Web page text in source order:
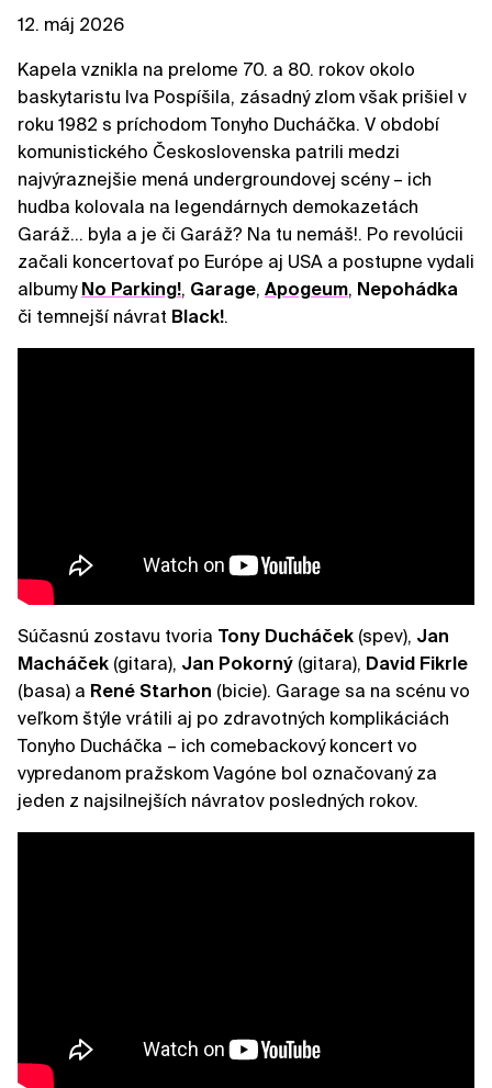
12. máj 2026
Kapela vznikla na prelome 70. a 80. rokov okolo
baskytaristu Iva Pospíšila, zásadný zlom však prišiel v
roku 1982 s príchodom Tonyho Ducháčka. V období
komunistického Československa patrili medzi
najvýraznejšie mená undergroundovej scény – ich
hudba kolovala na legendárnych demokazetách
Garáž… byla a je či Garáž? Na tu nemáš!. Po revolúcii
začali koncertovať po Európe aj USA a postupne vydali
albumy No Parking!, Garage, Apogeum, Nepohádka
či temnejší návrat Black!.
Súčasnú zostavu tvoria Tony Ducháček (spev), Jan
Macháček (gitara), Jan Pokorný (gitara), David Fikrle
(basa) a René Starhon (bicie). Garage sa na scénu vo
veľkom štýle vrátili aj po zdravotných komplikáciách
Tonyho Ducháčka – ich comebackový koncert vo
vypredanom pražskom Vagóne bol označovaný za
jeden z najsilnejších návratov posledných rokov.